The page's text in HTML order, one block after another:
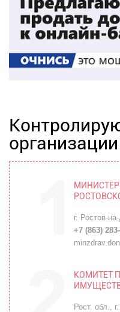
организации
г. Ростов-
+7 (863)
КОМИТЕТ
Рост. обл.,